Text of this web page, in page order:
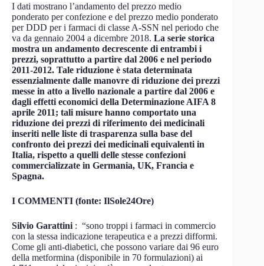
I dati mostrano l’andamento del prezzo medio
ponderato per confezione e del prezzo medio ponderato
per DDD per i farmaci di classe A-SSN nel periodo che
va da gennaio 2004 a dicembre 2018. La serie storica
mostra un andamento decrescente di entrambi i
prezzi, soprattutto a partire dal 2006 e nel periodo
2011-2012. Tale riduzione è stata determinata
essenzialmente dalle manovre di riduzione dei prezzi
messe in atto a livello nazionale a partire dal 2006 e
dagli effetti economici della Determinazione AIFA 8
aprile 2011; tali misure hanno comportato una
riduzione dei prezzi di riferimento dei medicinali
inseriti nelle liste di trasparenza sulla base del
confronto dei prezzi dei medicinali equivalenti in
Italia, rispetto a quelli delle stesse confezioni
commercializzate in Germania, UK, Francia e
Spagna.
I COMMENTI (fonte: IlSole24Ore)
Silvio Garattini : “sono troppi i farmaci in commercio
con la stessa indicazione terapeutica e a prezzi difformi.
Come gli anti-diabetici, che possono variare dai 96 euro
della metformina (disponibile in 70 formulazioni) ai